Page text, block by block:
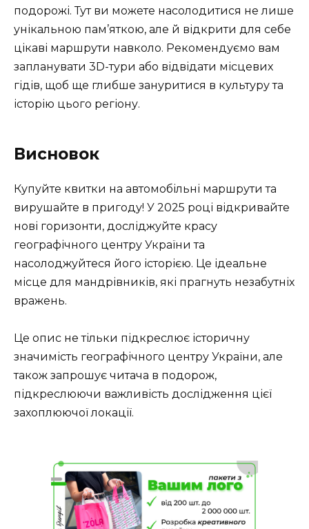
подорожі. Тут ви можете насолодитися не лише
унікальною пам’яткою, але й відкрити для себе
цікаві маршрути навколо. Рекомендуємо вам
запланувати 3D-тури або відвідати місцевих
гідів, щоб ще глибше зануритися в культуру та
історію цього регіону.
Висновок
Купуйте квитки на автомобільні маршрути та
вирушайте в пригоду! У 2025 році відкривайте
нові горизонти, досліджуйте красу
географічного центру України та
насолоджуйтеся його історією. Це ідеальне
місце для мандрівників, які прагнуть незабутніх
вражень.
Це опис не тільки підкреслює історичну
значимість географічного центру України, але
також запрошує читача в подорож,
підкреслюючи важливість дослідження цієї
захоплюючої локації.